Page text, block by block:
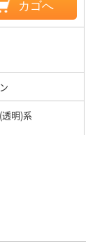
カゴへ
明)系